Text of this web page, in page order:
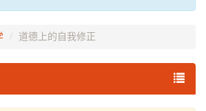
道德上的自我修正